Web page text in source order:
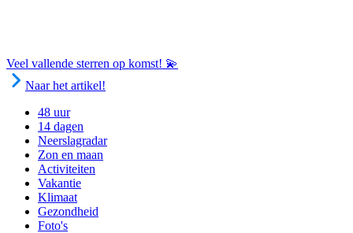
Veel vallende sterren op komst! 💫
Naar het artikel!
48 uur
14 dagen
Neerslagradar
Zon en maan
Activiteiten
Vakantie
Klimaat
Gezondheid
Foto's